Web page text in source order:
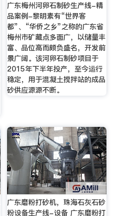
广东梅州河卵石制砂生产线-精
品案例-黎明素有“世界客
都”、“华侨之乡”之称的广东省
梅州市矿藏点多面广，以储量丰
富、品位高而颇负盛名，开发前
景广阔。该河卵石制砂项目于
2015年下半年投产，至今运行
稳定，用于混凝土搅拌站的成品
砂供应源源不断。
广东磨粉打砂机，珠海石灰石砂
粉设备生产线-设备 广东磨粉打